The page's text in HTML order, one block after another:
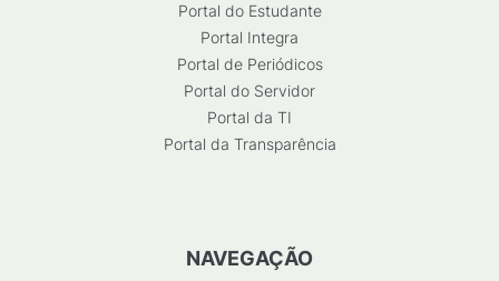
Portal do Estudante
Portal Integra
Portal de Periódicos
Portal do Servidor
Portal da TI
Portal da Transparência
NAVEGAÇÃO